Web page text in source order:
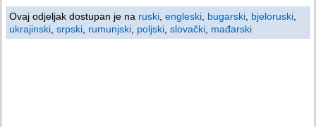
Ovaj odjeljak dostupan je na ruski engleski bugarski bjeloruski
ukrajinski srpski rumunjski poljski slovački mađarski